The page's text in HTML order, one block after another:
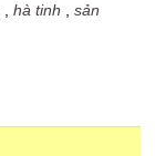
,hà tinh ,sản